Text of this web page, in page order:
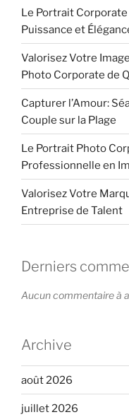
Le Portrait
Puissance et
Valorisez Votre
Photo Corporate de
Capturer l’Amour:
Couple sur la Plage
Le Portrait Photo
Professionnelle en
Valorisez Votre
Entreprise de Talent
Derniers
Aucun commentaire à
Archive
août 2026
juillet 2026